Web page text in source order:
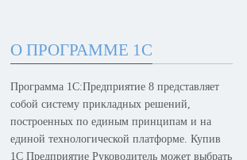
О ПРОГРАММЕ 1С
Программа 1С:Предприятие 8 представляет
собой систему прикладных решений,
построенных по единым принципам и на
единой технологической платформе. Купив
1С Предприятие Руководитель может выбрать